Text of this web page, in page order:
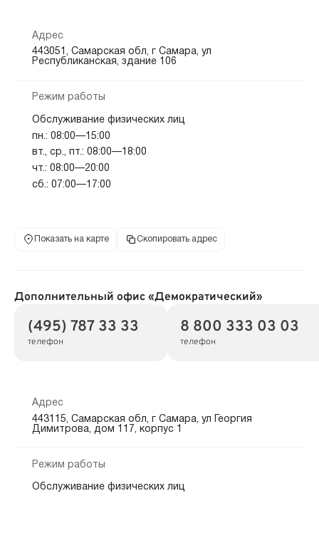
Адрес
443051, Самарская обл, г Самара, ул
Республиканская, здание 106
Режим работы
Обслуживание физических лиц
пн.: 08:00—15:00
вт., ср., пт.: 08:00—18:00
чт.: 08:00—20:00
сб.: 07:00—17:00
Показать на карте Скопировать адрес
Дополнительный офис «Демократический»
(495) 787 33 33
телефон
8 800 333 03 03
телефон
Адрес
443115, Самарская обл, г Самара, ул Георгия
Димитрова, дом 117, корпус 1
Режим работы
Обслуживание физических лиц